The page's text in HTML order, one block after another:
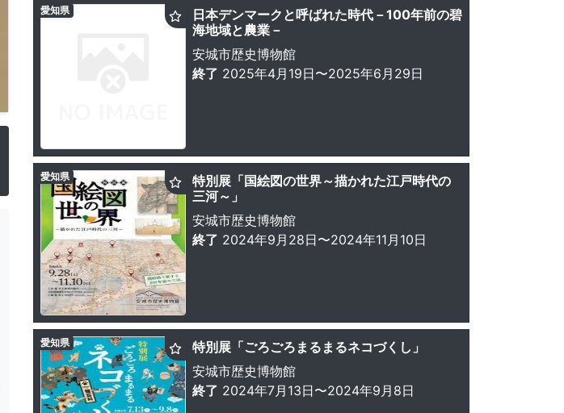
日本デンマークと呼ばれた時代－100年前の碧
海地域と農業－
安城市歴史博物館
終了 2025年4月19日〜2025年6月29日
愛知県
特別展「国絵図の世界～描かれた江戸時代の
三河～」
安城市歴史博物館
終了 2024年9月28日〜2024年11月10日
愛知県
特別展「ごろごろまるまるネコづくし」
安城市歴史博物館
終了 2024年7月13日〜2024年9月8日
愛知県